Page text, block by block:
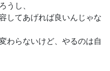
うし、
してあげれば良いんじゃな
わらないけど、やるのは自